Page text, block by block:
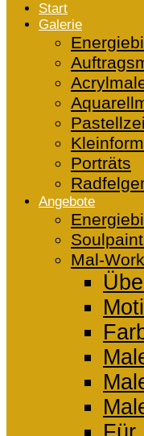
Start
Galerie
Porträts
Angebote
Mal-